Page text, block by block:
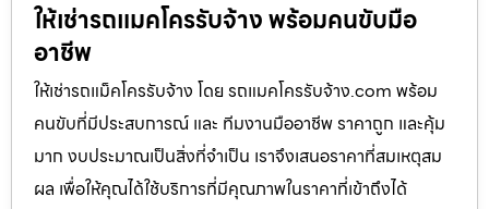
ให้เช่ารถแมคโครรับจ้าง พร้อมคนขับมือ
อาชีพ
ให้เช่ารถแม็คโครรับจ้าง โดย รถแมคโครรับจ้าง.com พร้อม
คนขับที่มีประสบการณ์ และ ทีมงานมืออาชีพ ราคาถูก และคุ้ม
มาก งบประมาณเป็นสิ่งที่จำเป็น เราจึงเสนอราคาที่สมเหตุสม
ผล เพื่อให้คุณได้ใช้บริการที่มีคุณภาพในราคาที่เข้าถึงได้